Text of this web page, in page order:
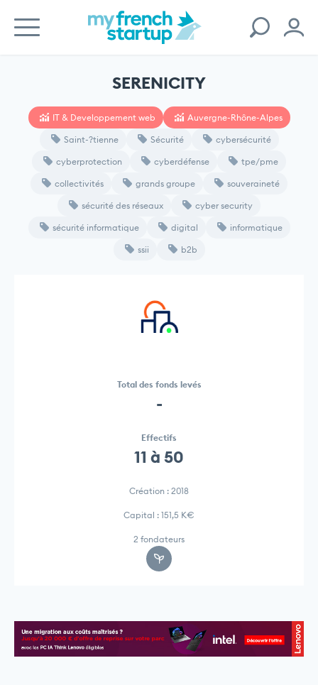
SERENICITY
IT & Developpement web Auvergne-Rhône-Alpes
Saint-?tienne Sécurité cybersécurité
cyberprotection cyberdéfense tpe/pme
collectivités grands groupe souveraineté
sécurité des réseaux cyber security
sécurité informatique digital informatique
ssii b2b
Total des fonds levés
-
Effectifs
11 à 50
Création : 2018
Capital : 151,5 K€
2 fondateurs